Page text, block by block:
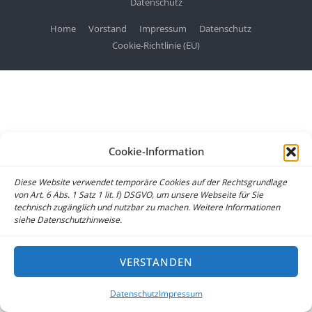
Cookie-Information
Diese Website verwendet temporäre Cookies auf der Rechtsgrundlage
von Art. 6 Abs. 1 Satz 1 lit. f) DSGVO, um unsere Webseite für Sie
technisch zugänglich und nutzbar zu machen. Weitere Informationen
siehe Datenschutzhinweise.
VERSTANDEN
DatenschutzImpressum
Home Vorstand Impressum
Datenschutz
Cookie-Richtlinie (EU)